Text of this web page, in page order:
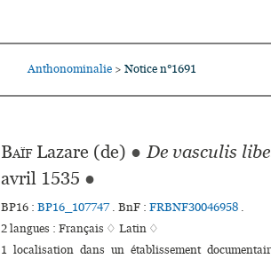
Anthonominalie > Notice n°1691
BaïfLazare (de) ● De vasculis
avril 1535 ●
BP16 : BP16_107747. BnF : FRBNF30046958 .
2 langues : Français ♢ Latin ♢
1 localisation dans un établissement